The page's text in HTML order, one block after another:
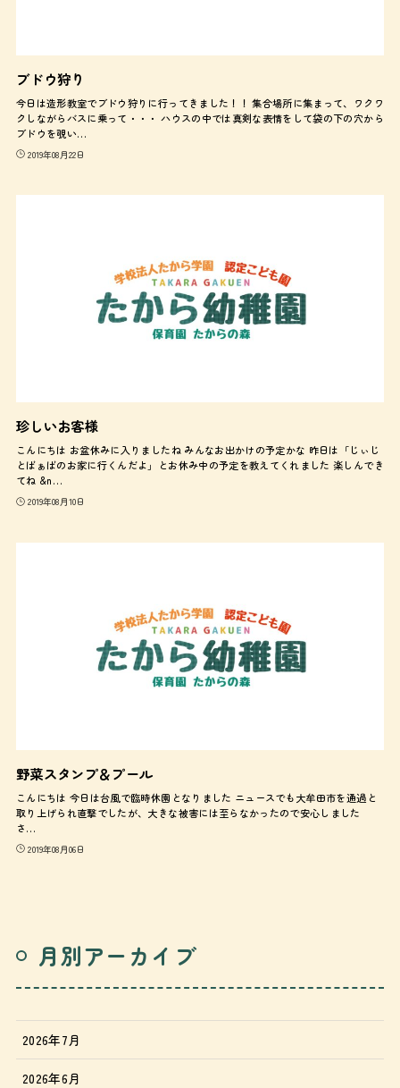
ブドウ狩り
今日は造形教室でブドウ狩りに行ってきました！！ 集合場所に集まって、ワクワ
クしながらバスに乗って・・・ ハウスの中では真剣な表情をして袋の下の穴から
ブドウを覗い…
2019年08月22日
珍しいお客様
こんにちは お盆休みに入りましたね みんなお出かけの予定かな 昨日は「じぃじ
とばぁばのお家に行くんだよ」とお休み中の予定を教えてくれました 楽しんでき
てね &n…
2019年08月10日
野菜スタンプ＆プール
こんにちは 今日は台風で臨時休園となりました ニュースでも大牟田市を通過と
取り上げられ直撃でしたが、大きな被害には至らなかったので安心しました
さ…
2019年08月06日
月別アーカイブ
2026年7月
2026年6月